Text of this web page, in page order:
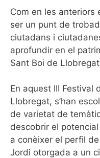
Com en les anteriors
ser un punt de
ciutadans i
aprofundir en el
Sant Boi de
En aquest III Festival
Llobregat, s’han
de varietat de
descobrir el
a conèixer el perfil
Jordi otorgada a un